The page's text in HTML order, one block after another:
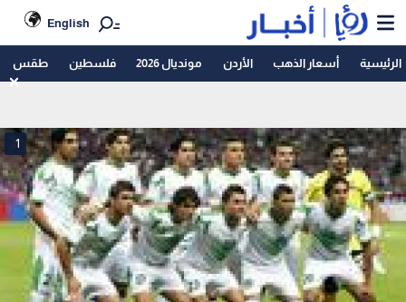
English
الرئيسية أسعار الذهب الأردن مونديال 2026 فلسطين طقس
1